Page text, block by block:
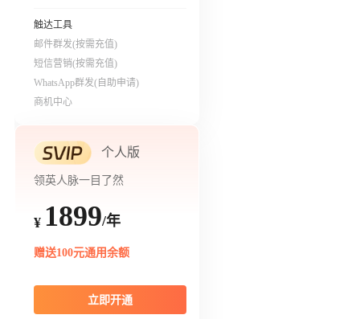
触达工具
邮件群发(按需充值)
短信营销(按需充值)
WhatsApp群发(自助申请)
商机中心
个人版
领英人脉一目了然
¥ 1899/年
赠送100元通用余额
立即开通